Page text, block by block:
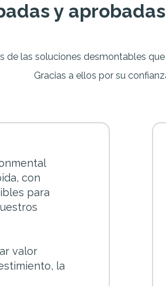
y
de las soluciones desmontables
Gracias a ellos por su
con
para
valor
la